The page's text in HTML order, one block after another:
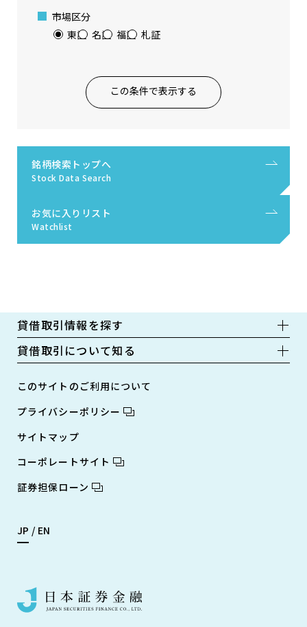
市場区分
東証 名証 福証 札証
この条件で表示する
銘柄検索トップへ
Stock Data Search
お気に入りリスト
Watchlist
貸借取引情報を探す
貸借取引について知る
このサイトのご利用について
プライバシーポリシー
サイトマップ
コーポレートサイト
証券担保ローン
JP EN